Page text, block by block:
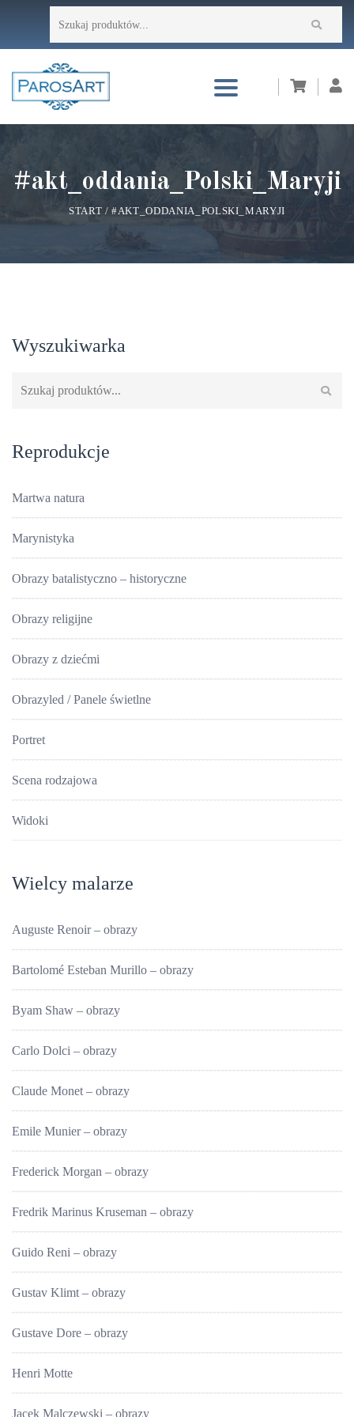
#akt_oddania_Polski_Maryji
START /#AKT_ODDANIA_POLSKI_MARYJI
Wyszukiwarka
Reprodukcje
Martwa natura
Marynistyka
Obrazy batalistyczno – historyczne
Obrazy religijne
Obrazy z dziećmi
Obrazyled / Panele świetlne
Portret
Scena rodzajowa
Widoki
Wielcy malarze
Auguste Renoir – obrazy
Bartolomé Esteban Murillo – obrazy
Byam Shaw – obrazy
Carlo Dolci – obrazy
Claude Monet – obrazy
Emile Munier – obrazy
Frederick Morgan – obrazy
Fredrik Marinus Kruseman – obrazy
Guido Reni – obrazy
Gustav Klimt – obrazy
Gustave Dore – obrazy
Henri Motte
Jacek Malczewski – obrazy